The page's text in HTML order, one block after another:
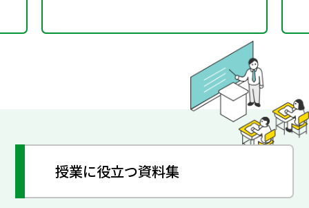
授業に役立つ資料集